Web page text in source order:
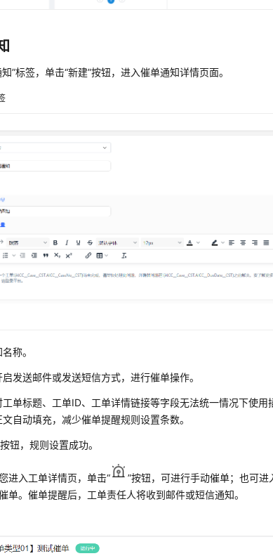
”标签，单击“新建”按钮，进入催单通知详情页面。
称。
发送邮件或发送短信方式，进行催单操作。
单标题、工单ID、工单详情链接等字段无法统一情况下使用
自动填充，减少催单提醒规则设置条数。
按钮，规则设置成功。
进入工单详情页，单击“ ”按钮，可进行手动催单；也可进
单。催单提醒后，工单责任人将收到邮件或短信通知。